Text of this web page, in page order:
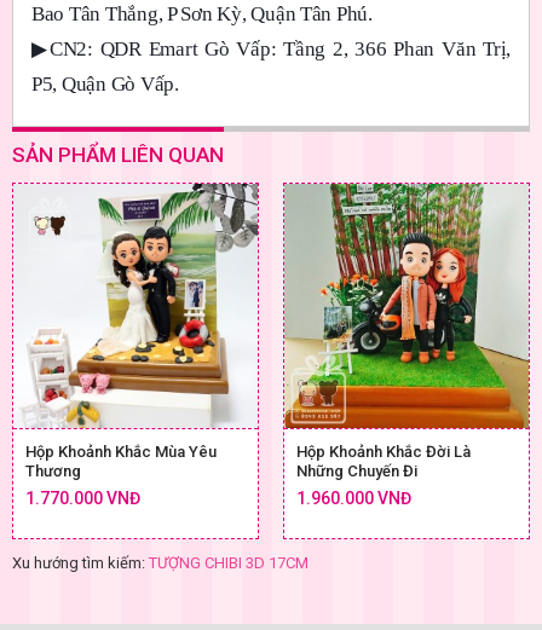
Bao Tân Thắng, P Sơn Kỳ, Quận Tân Phú.
▶CN2: QDR Emart Gò Vấp: Tầng 2, 366 Phan Văn Trị,
P5, Quận Gò Vấp.
SẢN PHẨM LIÊN QUAN
Hộp Khoảnh Khắc Mùa Yêu
Thương
1.770.000 VNĐ
Hộp Khoảnh Khắc Đời Là
Những Chuyến Đi
1.960.000 VNĐ
Xu hướng tìm kiếm: TƯỢNG CHIBI 3D 17CM